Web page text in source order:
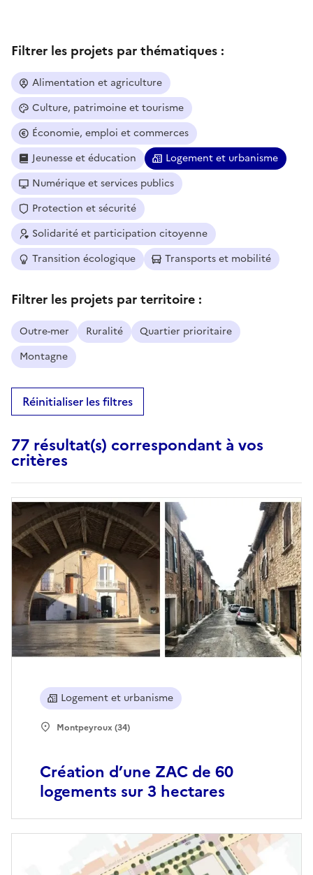
Filtrer les projets par thématiques :
Alimentation et agriculture
Culture, patrimoine et tourisme
Économie, emploi et commerces
Jeunesse et éducation
Logement et urbanisme
Numérique et services publics
Protection et sécurité
Solidarité et participation citoyenne
Transition écologique
Transports et mobilité
Filtrer les projets par territoire :
Outre-mer Ruralité
Quartier prioritaire
Montagne
Réinitialiser les filtres
77 résultat(s) correspondant à vos
critères
Création d’une ZAC de 60
logements sur 3 hectares
Logement et urbanisme
Montpeyroux (34)